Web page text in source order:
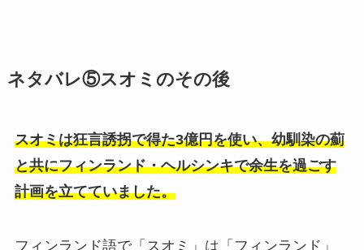
ネタバレ⑤スオミのその後
スオミは狂言誘拐で得た3億円を使い、幼馴染の薊
と共にフィンランド・ヘルシンキで余生を過ごす
計画を立てていました。
フィンランド語で「スオミ」は「フィンランド」